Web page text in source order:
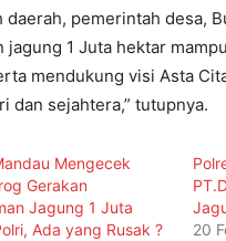
pemerintah desa,
1 Juta hektar
mendukung visi Asta
dan sejahtera,” tutupnya.
Mengecek
Gerakan
Jagung 1 Juta
Ada yang Rusak ?
20